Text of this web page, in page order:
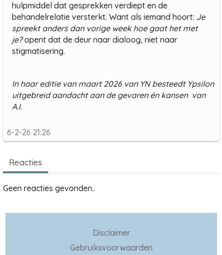
hulpmiddel dat gesprekken verdiept en de
behandelrelatie versterkt. Want als iemand hoort: Je
spreekt anders dan vorige week hoe gaat het met
je?opent dat de deur naar dialoog, niet naar
stigmatisering.
In haar editie van maart 2026 van YN besteedt Ypsilon
uitgebreid aandacht aan de gevaren én kansen van
A.I.
6-2-26 21:26
Reacties
Geen reacties gevonden..
Disclaimer
Gebruiksvoorwaarden